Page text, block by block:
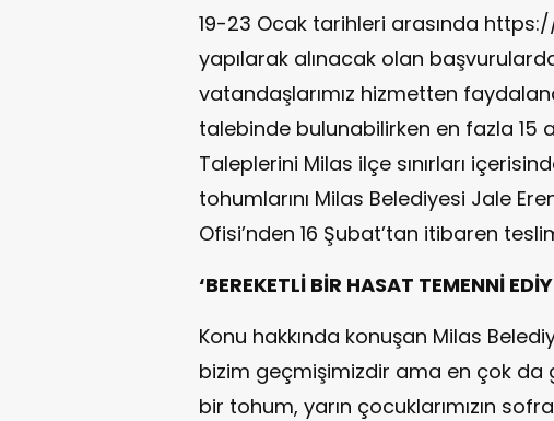
19-23 Ocak tarihleri arasında
yapılarak alınacak olan
vatandaşlarımız hizmetten
talebinde bulunabilirken en fazla
Taleplerini Milas ilçe sınırları
tohumlarını Milas Belediyesi Jale
Ofisi’nden 16 Şubat’tan itibaren
‘BEREKETLİ BİR HASAT TEMENNİ
Konu hakkında konuşan Milas
bizim geçmişimizdir ama en çok da
bir tohum, yarın çocuklarımızın